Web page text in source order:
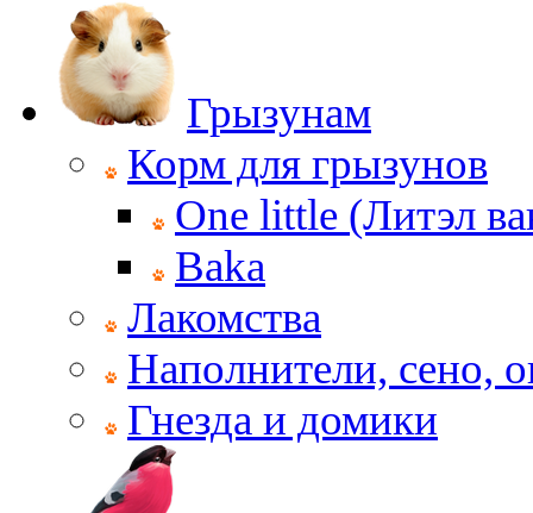
Грызунам
Корм для грызунов
One little (Литэл
Baka
Лакомства
Наполнители, сено,
Гнезда и домики